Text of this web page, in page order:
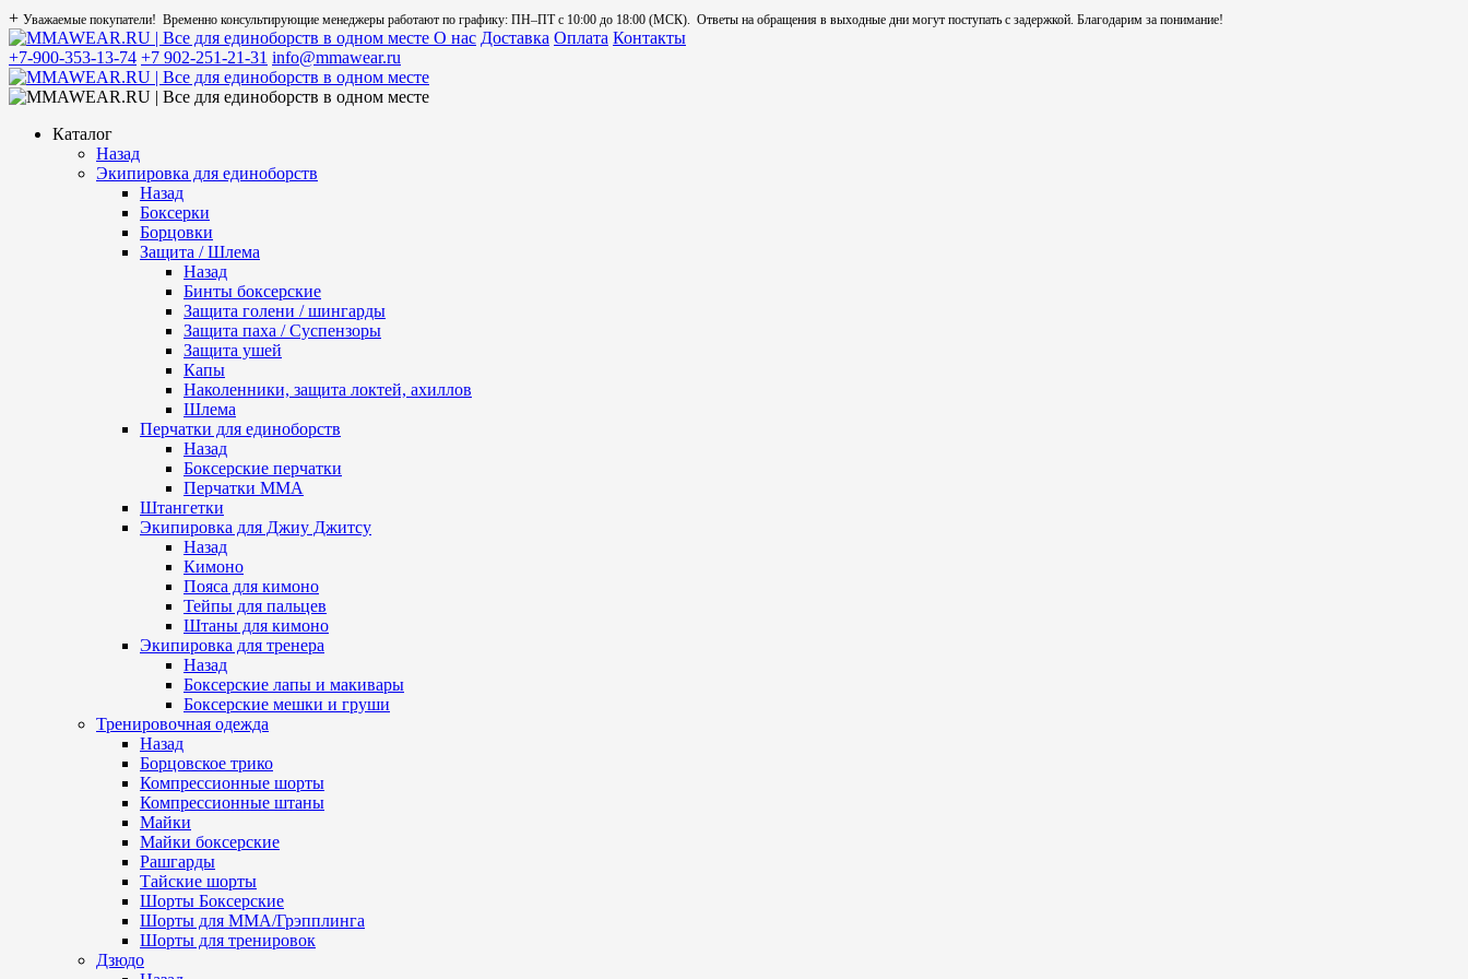
+ Уважаемые покупатели! Временно консультирующие менеджеры работают по графику: ПН–ПТ с 10:00 до 18:00 (МСК). Ответы на обращения в выходные дни могут поступать с задержкой. Благодарим за понимание!
О нас Доставка Оплата Контакты
+7-900-353-13-74 +7 902-251-21-31 info@mmawear.ru
Каталог
Назад
Экипировка для единоборств
Назад
Боксерки
Борцовки
Защита / Шлема
Назад
Бинты боксерские
Защита голени / шингарды
Защита паха / Суспензоры
Защита ушей
Капы
Наколенники, защита локтей, ахиллов
Шлема
Перчатки для единоборств
Назад
Боксерские перчатки
Перчатки ММА
Штангетки
Экипировка для Джиу Джитсу
Назад
Кимоно
Пояса для кимоно
Тейпы для пальцев
Штаны для кимоно
Экипировка для тренера
Назад
Боксерские лапы и макивары
Боксерские мешки и груши
Тренировочная одежда
Назад
Борцовское трико
Компрессионные шорты
Компрессионные штаны
Майки
Майки боксерские
Рашгарды
Тайские шорты
Шорты Боксерские
Шорты для ММА/Грэпплинга
Шорты для тренировок
Дзюдо